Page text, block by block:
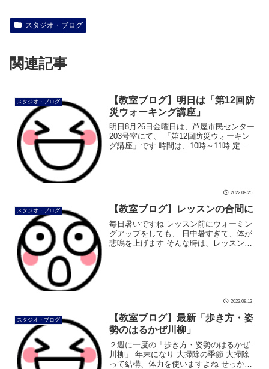
スタジオ・ブログ
関連記事
スタジオ・ブログ
【教室ブログ】明日は「第12回防
災ウォーキング講座」
明日8月26日金曜日は、芦屋市民センター
203号室にて、 「第12回防災ウォーキン
グ講座」です 時間は、10時～11時 定員
2022.08.25
スタジオ・ブログ 【教室ブログ】レッスンの合間に
毎日暑いですね レッスン前にウォーミン
グアップをしても、 日中暑すぎて、体が
悲鳴を上げます そんな時は、レッスンの
2023.08.12
スタジオ・ブログ
【教室ブログ】最新「歩き方・姿
勢のはるかぜ川柳」
２週に一度の「歩き方・姿勢のはるかぜ
川柳」 年末になり 大掃除の季節 大掃除
って結構、体力を使いますよね せっかく